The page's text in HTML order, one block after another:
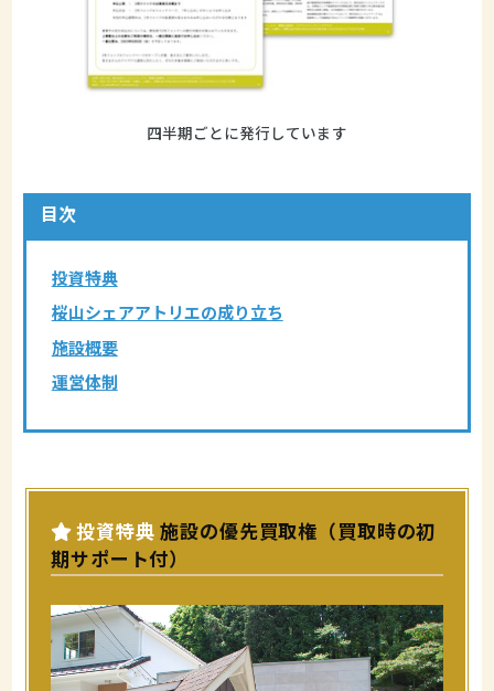
四半期ごとに発行しています
目次
投資特典
桜山シェアアトリエの成り立ち
施設概要
運営体制
投資特典 施設の優先買取権（買取時の初
期サポート付）